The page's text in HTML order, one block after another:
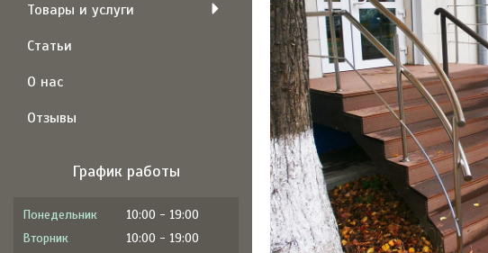
Товары и услуги
Статьи
О нас
Отзывы
График работы
Понедельник 10:00
19:00
Вторник
10:00
19:00